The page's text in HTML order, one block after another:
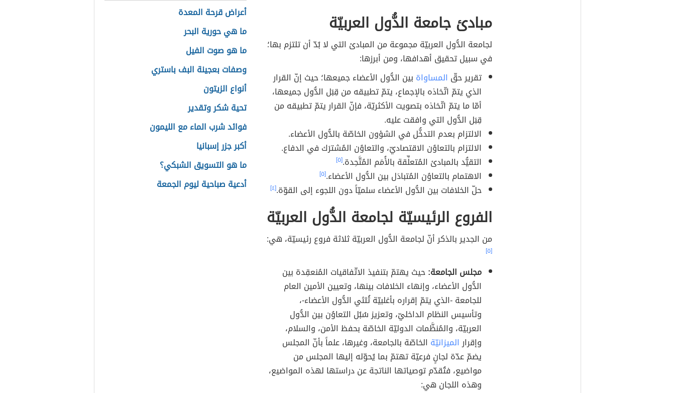
مبادئ جامعة الدُّول العربيّة
لجامعة الدُّول العربيّة مجموعة من المبادئ التي لا بُدّ أن تلتزم بها؛
في سبيل تحقيق أهدافها، ومن أبرزها:
تقرير حقّ المساواة بين الدُّول الأعضاء جميعها؛ حيث إنّ القرار
الذي يتمّ اتّخاذه بالإجماع، يتمّ تطبيقه من قِبَل الدُّول جميعها،
أمّا ما يتمّ اتّخاذه بتصويت الأكثريّة، فإنّ القرار يتمّ تطبيقه من
قِبَل الدُّول التي وافقت عليه.
الالتزام بعدم التدخُّل في الشؤون الخاصّة بالدُّول الأعضاء.
الالتزام بالتعاوُن الاقتصاديّ، والتعاوُن المُشترَك في الدفاع.
التقيُّد بالمبادئ المُتعلِّقة بالأُمَم المُتَّحِدة.[٥]
الاهتمام بالتعاوُن المُتبادَل بين الدُّول الأعضاء.[٥]
حلّ الخلافات بين الدُّول الأعضاء سلميّاً دون اللجوء إلى القوّة.[٤]
الفروع الرئيسيّة لجامعة الدُّول العربيّة
من الجدير بالذكر أنّ لجامعة الدُّول العربيّة ثلاثة فروع رئيسيّة، هي:
[٥]
مجلس الجامعة:حيث يهتمّ بتنفيذ الاتّفاقيات المُنعقِدة بين
الدُّول الأعضاء، وإنهاء الخلافات بينها، وتعيين الأمين العام
للجامعة -الذي يتمّ إقراره بأغلبيّة ثُلثي الدُّول الأعضاء-،
وتأسيس النظام الداخليّ، وتعزيز سُبُل التعاوُن بين الدُّول
العربيّة، والمُنظَّمات الدوليّة الخاصّة بحفظ الأمن، والسلام،
وإقرارالميزانيّة الخاصّة بالجامعة، وغيرها، علماً بأنّ المجلس
يضمّ عدّة لجانٍ فرعيّة تهتمّ بما يُحوّله إليها المجلس من
مواضيع، فتُقدّم توصياتها الناتجة عن دراستها لهذه المواضيع،
وهذه اللجان هي:
أعراض قرحة المعدة
ما هي حورية البحر
ما هو صوت الفيل
وصفات بعجينة البف باستري
أنواع الزيتون
تحية شكر وتقدير
فوائد شرب الماء مع الليمون
أكبر جزر إسبانيا
ما هو التسويق الشبكي؟
أدعية صباحية ليوم الجمعة